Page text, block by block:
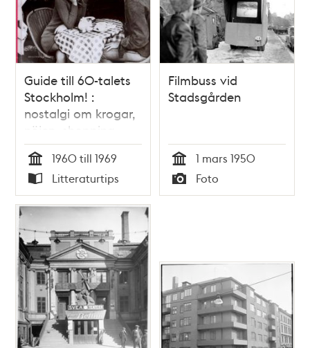
Guide till 60-talets
Stockholm! :
nostalgi om krogar,
nöjen, shopping,
händelser och
människor för inte
så länge sen /
Anders Post, Anders
Gunér
Tid
1960 till 1969
Typ
Litteraturtips
Filmbuss vid
Stadsgården
Tid
1 mars 1950
Typ
Foto